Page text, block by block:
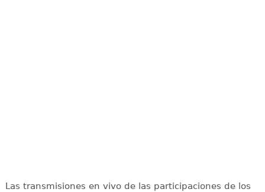
Las transmisiones en vivo de las participaciones de los